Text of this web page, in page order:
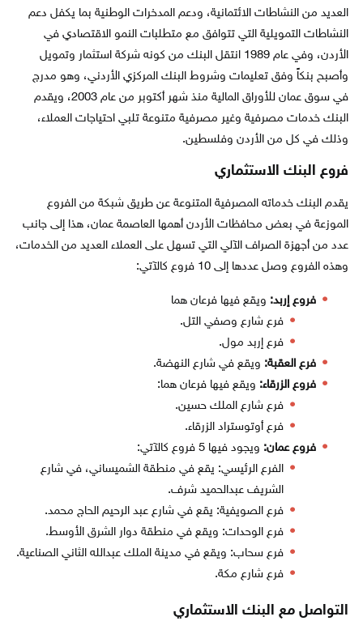
العديد من النشاطات الائتمانية، ودعم المدخرات الوطنية بما يكفل دعم
النشاطات التمويلية التي تتوافق مع متطلبات النمو الاقتصادي في
الأردن، وفي عام 1989 انتقل البنك من كونه شركة استثمار وتمويل
وأصبح بنكاً وفق تعليمات وشروط البنك المركزي الأردني، وهو مدرج
في سوق عمان للأوراق المالية منذ شهر أكتوبر من عام 2003، ويقدم
البنك خدمات مصرفية وغير مصرفية متنوعة تلبي احتياجات العملاء،
وذلك في كل من الأردن وفلسطين.
فروع البنك الاستثماري
يقدم البنك خدماته المصرفية المتنوعة عن طريق شبكة من الفروع
الموزعة في بعض محافظات الأردن أهمها العاصمة عمان، هذا إلى جانب
عدد من أجهزة الصراف الآلي التي تسهل على العملاء العديد من الخدمات،
وهذه الفروع وصل عددها إلى 10 فروع كالآتي:
فروع إربد: ويقع فيها فرعان هما
فرع شارع وصفي التل.
فرع إربد مول.
فرع العقبة: ويقع في شارع النهضة.
فروع الزرقاء: ويقع فيها فرعان هما:
فرع شارع الملك حسين.
فرع أوتوستراد الزرقاء.
فروع عمان: ويجود فيها 5 فروع كالآتي:
الفرع الرئيسي: يقع في منطقة الشميساني، في شارع
الشريف عبدالحميد شرف.
فرع الصويفية: يقع في شارع عبد الرحيم الحاج محمد.
فرع الوحدات: ويقع في منطقة دوار الشرق الأوسط.
فرع سحاب: ويقع في مدينة الملك عبدالله الثاني الصناعية.
فرع شارع مكة.
التواصل مع البنك الاستثماري